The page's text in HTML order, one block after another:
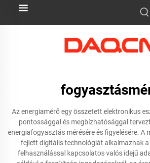
Az energiamérő egy összetett elektronikus
pontossággal és megbízhatósággal
energiafogyasztás mérésére és figyelésére. A
fejlett digitális technológiát alkalmaznak
felhasználással kapcsolatos valós idejű